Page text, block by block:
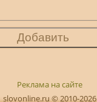
Реклама на сайте
slovonline.ru © 2010-2026